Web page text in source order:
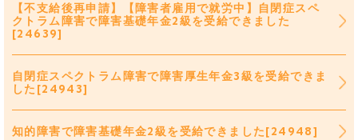
【不支給後再申請】【障害者雇用で就労中】自閉症スペ
クトラム障害で障害基礎年金2級を受給できました
[24639]
自閉症スペクトラム障害で障害厚生年金3級を受給できま
した[24943]
知的障害で障害基礎年金2級を受給できました[24948]